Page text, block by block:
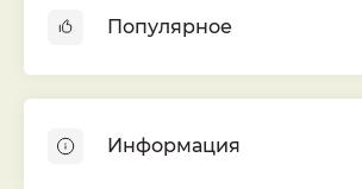
Популярное
Монеты
Информация